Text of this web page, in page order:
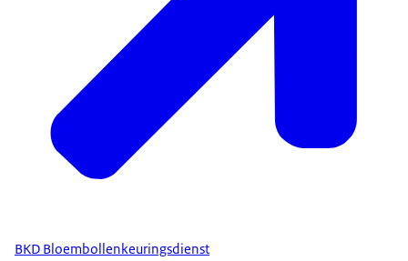
BKD Bloembollenkeuringsdienst